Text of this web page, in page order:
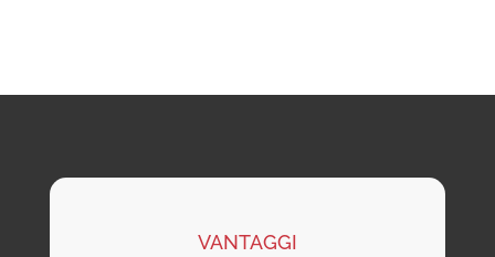
VANTAGGI